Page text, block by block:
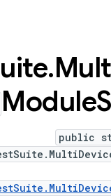
.
Module
public